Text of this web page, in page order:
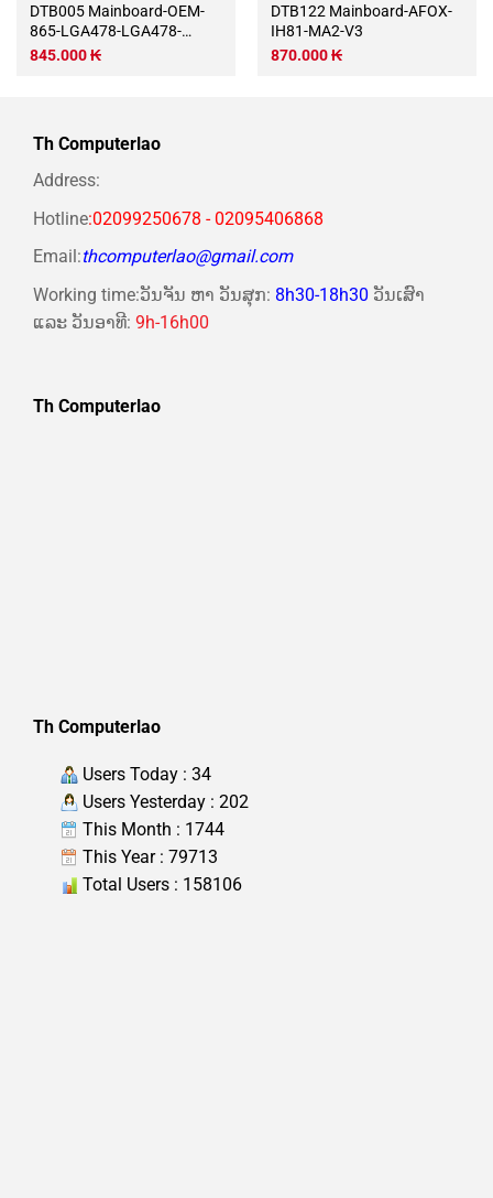
DTB005 Mainboard-OEM-
865-LGA478-LGA478-
DTB005
845.000₭
DTB122 Mainboard-AFOX-
IH81-MA2-V3
870.000₭
Th Computerlao
Address:
Hotline:02099250678 - 02095406868
Email:thcomputerlao@gmail.com
Working time:ວັນຈັນ ຫາ ວັນສຸກ: 8h30-18h30 ວັນເສົາ
ແລະ ວັນອາທີ: 9h-16h00
Th Computerlao
Th Computerlao
Users Today : 34
Users Yesterday : 202
This Month : 1744
This Year : 79713
Total Users : 158106